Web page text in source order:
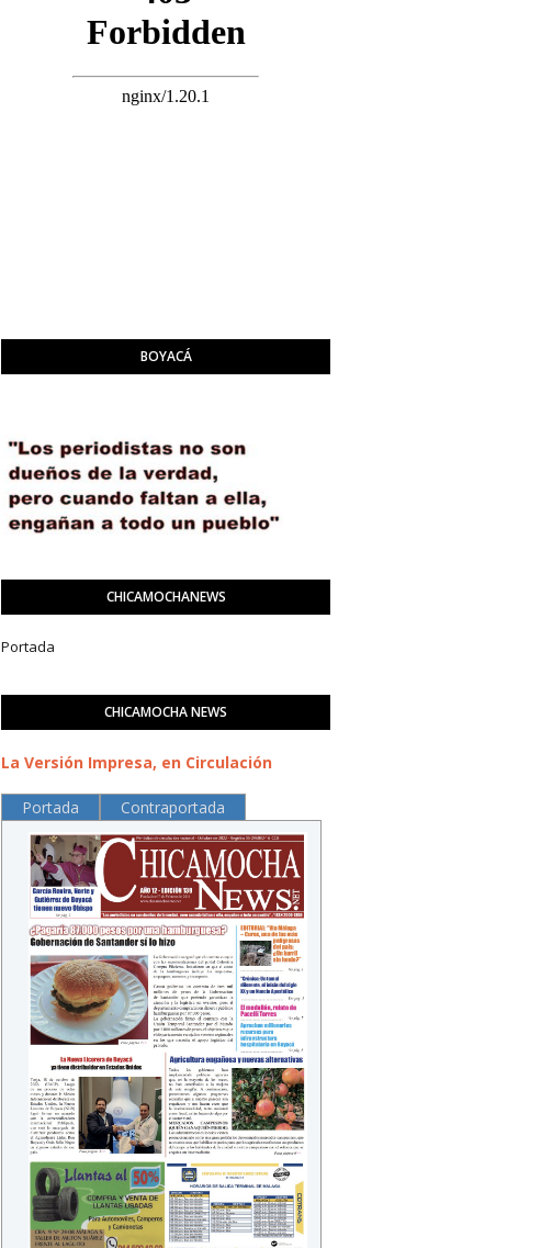
BOYACÁ
CHICAMOCHANEWS
Portada
CHICAMOCHA NEWS
La Versión Impresa, en Circulación
Portada Contraportada